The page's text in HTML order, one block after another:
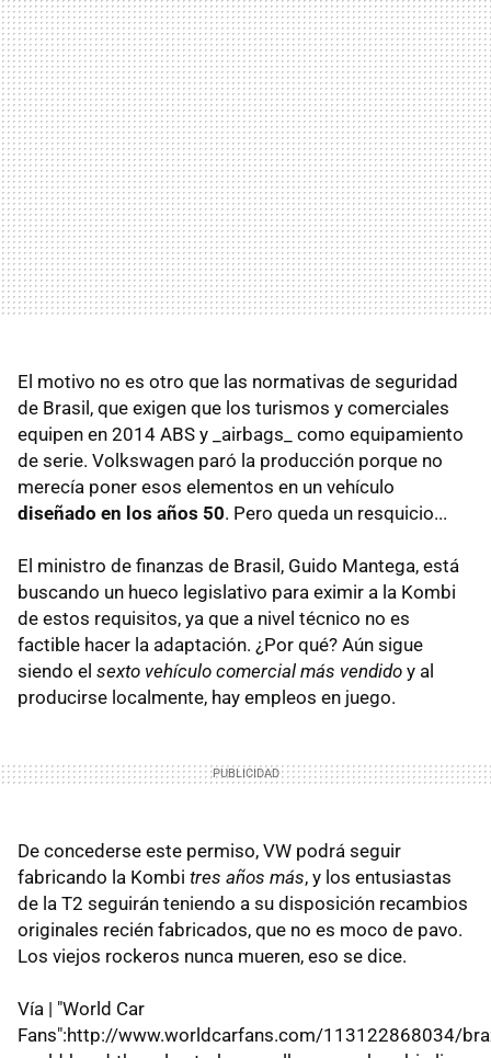
El motivo no es otro que las normativas de seguridad
de Brasil, que exigen que los turismos y comerciales
equipen en 2014 ABS y _airbags_ como equipamiento
de serie. Volkswagen paró la producción porque no
merecía poner esos elementos en un vehículo
diseñado en los años 50. Pero queda un resquicio...
El ministro de finanzas de Brasil, Guido Mantega, está
buscando un hueco legislativo para eximir a la Kombi
de estos requisitos, ya que a nivel técnico no es
factible hacer la adaptación. ¿Por qué? Aún sigue
siendo el sexto vehículo comercial más vendido y al
producirse localmente, hay empleos en juego.
De concederse este permiso, VW podrá seguir
fabricando la Kombi tres años más, y los entusiastas
de la T2 seguirán teniendo a su disposición recambios
originales recién fabricados, que no es moco de pavo.
Los viejos rockeros nunca mueren, eso se dice.
Vía | "World Car
Fans":http://www.worldcarfans.com/113122868034/